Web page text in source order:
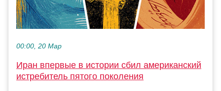
00:00, 20 Мар
Иран впервые в истории сбил американский
истребитель пятого поколения